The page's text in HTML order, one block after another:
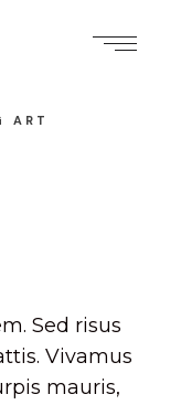
ART
Sed risus
Vivamus
mauris,